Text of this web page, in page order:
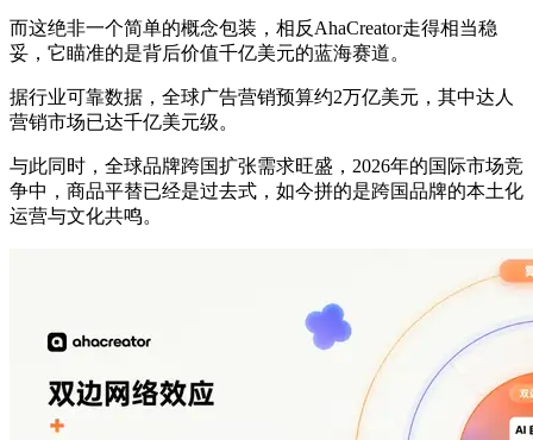
而这绝非一个简单的概念包装，相反AhaCreator走得相当稳
妥，它瞄准的是背后价值千亿美元的蓝海赛道。
据行业可靠数据，全球广告营销预算约2万亿美元，其中达人
营销市场已达千亿美元级。
与此同时，全球品牌跨国扩张需求旺盛，2026年的国际市场竞
争中，商品平替已经是过去式，如今拼的是跨国品牌的本土化
运营与文化共鸣。